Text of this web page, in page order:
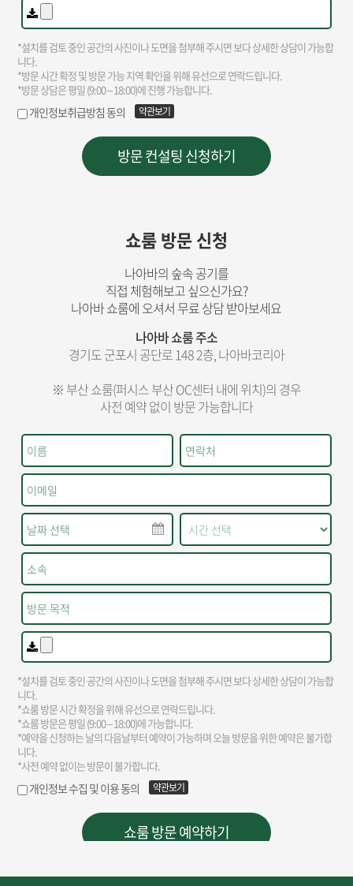
쇼룸 방문 신청
나아바의 숲속 공기를
직접 체험해보고 싶으신가요?
나아바 쇼룸에 오셔서 무료 상담 받아보세요
나아바 쇼룸 주소
경기도 군포시 공단로 148 2층, 나아바코리아
※ 부산 쇼룸(퍼시스 부산 OC센터 내에 위치)의 경우
사전 예약 없이 방문 가능합니다